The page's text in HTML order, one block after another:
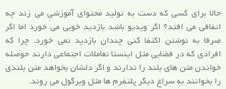
حالا برای کسی که دست به تولید محتوای آموزشی می زند چه
اتفاقی می افتد؟ اگر ویدیو باشد بازدید خوبی می خورد اما اگر
صرفا به نوشتن اکتفا کنی چندان بازدید نمی خورد. چرا که
افرادی که در فضایی مثل اینستا تعاملات اجتماعی دارند حوصله
خواندن متن های بلند را ندارند و اگر دلشان بخواهد متن بلندی
را بخوانند به سراغ دیگر پلتفرم ها مثل ویرگول می روند.